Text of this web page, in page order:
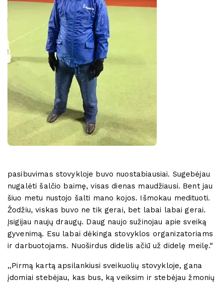
pasibuvimas stovykloje buvo nuostabiausiai. Sugebėjau
nugalėti šalčio baimę, visas dienas maudžiausi. Bent jau
šiuo metu nustojo šalti mano kojos. Išmokau medituoti.
Žodžiu, viskas buvo ne tik gerai, bet labai labai gerai.
Įsigijau naujų draugų. Daug naujo sužinojau apie sveiką
gyvenimą. Esu labai dėkinga stovyklos organizatoriams
ir darbuotojams. Nuoširdus didelis ačiū už didelę meilę.“
,,Pirmą kartą apsilankiusi sveikuolių stovykloje, gana
įdomiai stebėjau, kas bus, ką veiksim ir stebėjau žmonių